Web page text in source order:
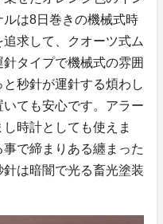
は8日巻きの機械式時
求して、クオーツ式ム
タイプで機械式の雰囲
秒針が運針する煩わし
ても安心です。アラー
時計としても使えま
で締まりある纏まった
は暗闇で光る畜光塗装